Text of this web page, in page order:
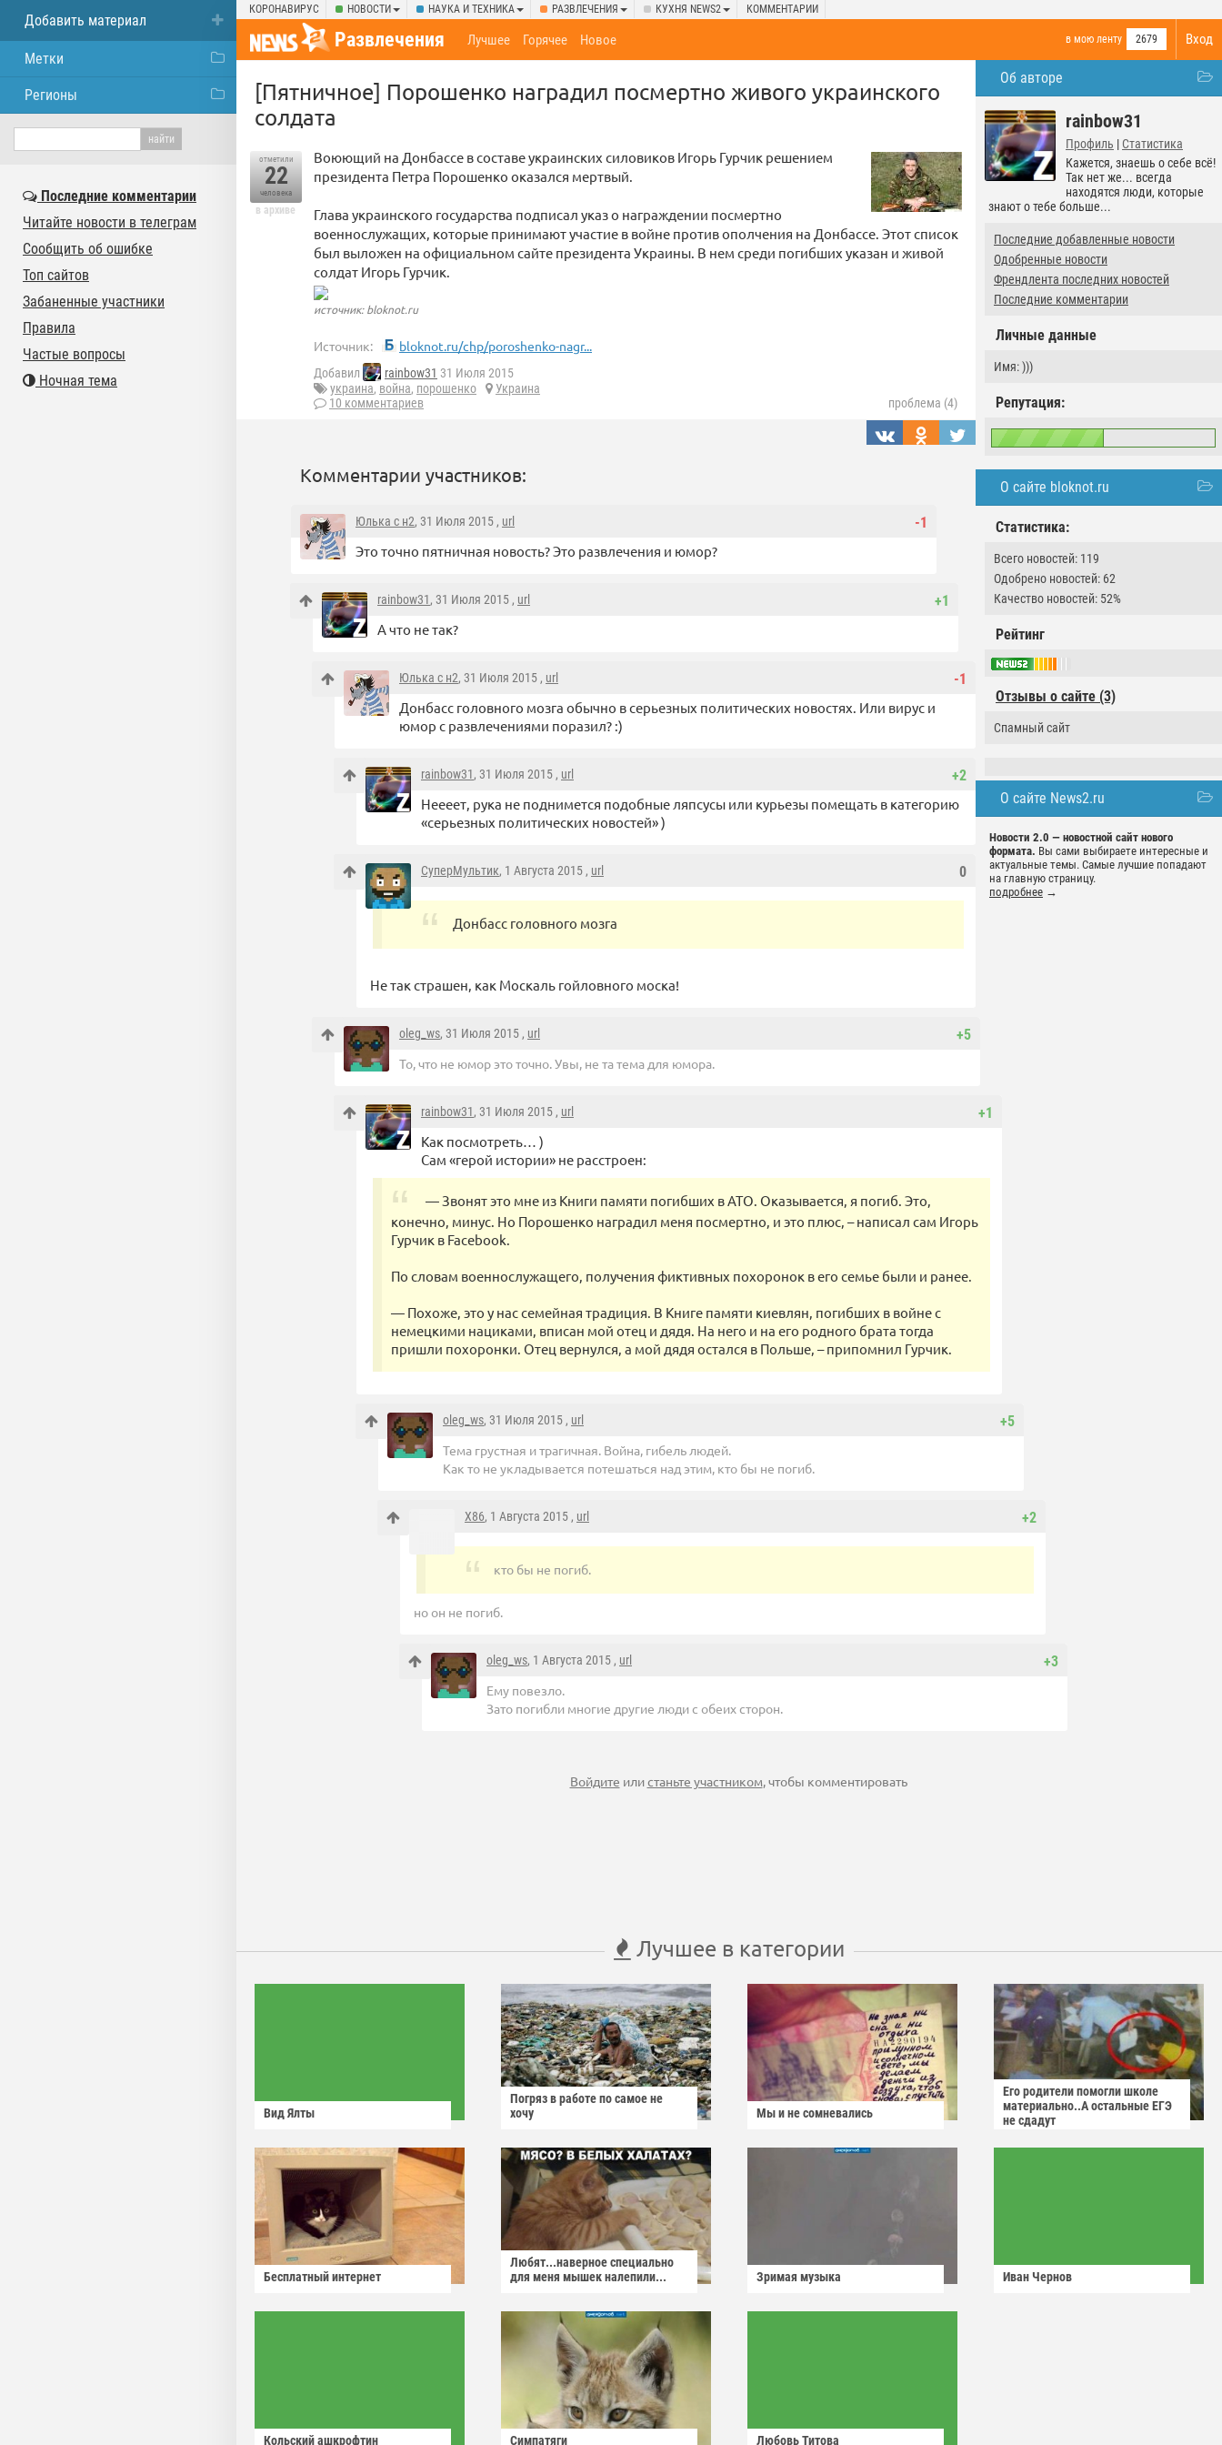
КОРОНАВИРУС НОВОСТИ НАУКА И ТЕХНИКА РАЗВЛЕЧЕНИЯ КУХНЯ NEWS2 КОММЕНТАРИИ
Вход
Развлечения в мою ленту 2679
Лучшее Горячее Новое
Об авторе
rainbow31
Профиль | Статистика
Кажется, знаешь о себе всё!
Так нет же... всегда
находятся люди, которые
знают о тебе больше...
Последние добавленные новости
Одобренные новости
Френдлента последних новостей
Последние комментарии
Личные данные
Имя: )))
Репутация:
О сайте bloknot.ru
Статистика:
Всего новостей: 119
Одобрено новостей: 62
Качество новостей: 52%
Рейтинг
Отзывы о сайте (3)
Спамный сайт
О сайте News2.ru
Новости 2.0 — новостной сайт нового
формата. Вы сами выбираете интересные и
актуальные темы. Самые лучшие попадают
на главную страницу.
подробнее →
[Пятничное] Порошенко наградил посмертно живого украинского
солдата
отметили
22
человека
в архиве
Воюющий на Донбассе в составе украинских силовиков Игорь Гурчик решением
президента Петра Порошенко оказался мертвый.
Глава украинского государства подписал указ о награждении посмертно
военнослужащих, которые принимают участие в войне против ополчения на Донбассе. Этот список
был выложен на официальном сайте президента Украины. В нем среди погибших указан и живой
солдат Игорь Гурчик.
источник: bloknot.ru
Источник: bloknot.ru/chp/poroshenko-nagr...
Добавил rainbow31 31 Июля 2015
украина, война, порошенко
Украина
10 комментариев
проблема (4)
Комментарии участников:
-1
Юлька с н2, 31 Июля 2015 , url
Это точно пятничная новость? Это развлечения и юмор?
+1
rainbow31, 31 Июля 2015 , url
А что не так?
-1
Юлька с н2, 31 Июля 2015 , url
Донбасс головного мозга обычно в серьезных политических новостях. Или вирус и
юмор с развлечениями поразил? :)
+2
rainbow31, 31 Июля 2015 , url
Неееет, рука не поднимется подобные ляпсусы или курьезы помещать в категорию
«серьезных политических новостей» )
0
СуперМультик, 1 Августа 2015 , url
Донбасс головного мозга
Не так страшен, как Москаль гойловного моска!
+5
oleg_ws, 31 Июля 2015 , url
То, что не юмор это точно. Увы, не та тема для юмора.
+1
rainbow31, 31 Июля 2015 , url
Как посмотреть… )
Сам «герой истории» не расстроен:
— Звонят это мне из Книги памяти погибших в АТО. Оказывается, я погиб. Это,
конечно, минус. Но Порошенко наградил меня посмертно, и это плюс, – написал сам Игорь
Гурчик в Facebook.
По словам военнослужащего, получения фиктивных похоронок в его семье были и ранее.
— Похоже, это у нас семейная традиция. В Книге памяти киевлян, погибших в войне с
немецкими нациками, вписан мой отец и дядя. На него и на его родного брата тогда
пришли похоронки. Отец вернулся, а мой дядя остался в Польше, – припомнил Гурчик.
+5
oleg_ws, 31 Июля 2015 , url
Тема грустная и трагичная. Война, гибель людей.
Как то не укладывается потешаться над этим, кто бы не погиб.
+2
X86, 1 Августа 2015 , url
кто бы не погиб.
но он не погиб.
+3
oleg_ws, 1 Августа 2015 , url
Ему повезло.
Зато погибли многие другие люди с обеих сторон.
Войдите илистаньте участником, чтобы комментировать
Лучшее в категории
Вид Ялты
Погряз в работе по самое не
хочу
Мы и не сомневались
Его родители помогли школе
материально..А остальные ЕГЭ
не сдадут
Бесплатный интернет
Любят...наверное специально
для меня мышек налепили...
Зримая музыка Иван Чернов
Кольский ашкрофтин Симпатяги Любовь Титова
Добавить материал
Метки
Регионы
Последние комментарии
Читайте новости в телеграм
Сообщить об ошибке
Топ сайтов
Забаненные участники
Правила
Частые вопросы
Ночная тема